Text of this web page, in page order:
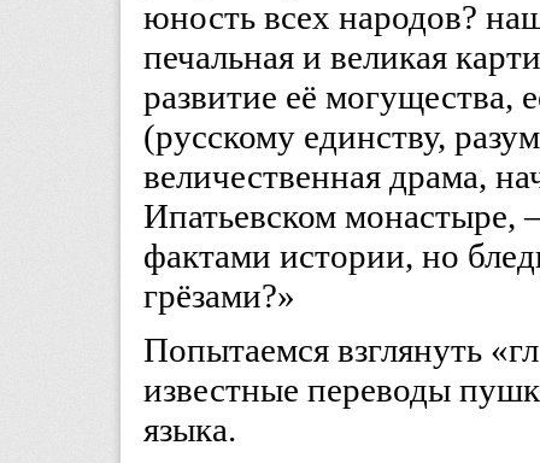
юность всех народов?
печальная и великая
развитие её могущества,
(русскому единству,
величественная драма,
Ипатьевском монастыре,
фактами истории, но
грёзами?»
Попытаемся взглянуть
известные переводы
языка.